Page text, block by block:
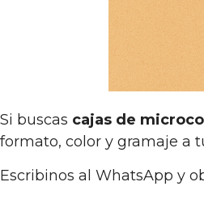
Si buscas cajas de
formato, color y gramaje a
Escribinos al WhatsApp y